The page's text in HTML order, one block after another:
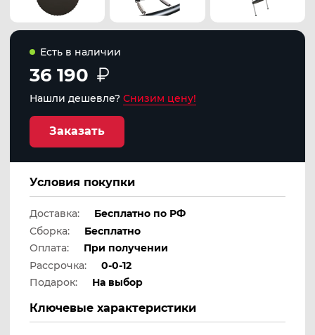
Есть в наличии
36 190
Нашли дешевле? Снизим цену!
Заказать
Условия покупки
Доставка:
Бесплатно по РФ
Сборка:
Бесплатно
Оплата:
При получении
Рассрочка:
0-0-12
Подарок:
На выбор
Ключевые характеристики